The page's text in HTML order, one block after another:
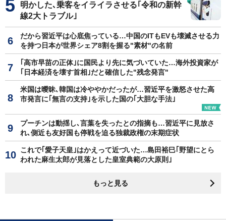
明かした､乗客をイライラさせる｢令和の新幹
線2大トラブル｣
だから習近平は心底焦っている…中国のITもEVも壊滅させる力
を持つ日本が世界シェア8割を握る"素材"の名前
｢高市早苗の正体｣に国民より先に気づいていた…海外投資家が
｢日本経済を壊す首相｣だと確信した"残念発言"
米国は曖昧､韓国は冷ややかだったが…習近平を激怒させた高
市発言に｢無言の支持｣を示した国の｢大胆な手法｣
プーチンは動揺し､言葉を失ったとの指摘も…習近平に見放さ
れ､側近も友好国も停戦を迫る独裁政権の末期症状
これで｢愛子天皇｣はかえって近づいた…島田裕巳｢野望にとら
われた麻生太郎が見落とした皇室典範の大原則｣
もっと見る